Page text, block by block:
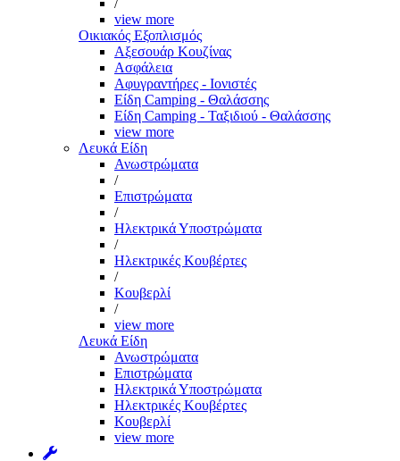
/
view more
Οικιακός Εξοπλισμός
Αξεσουάρ Κουζίνας
Ασφάλεια
Αφυγραντήρες - Ιονιστές
Είδη Camping - Θαλάσσης
Είδη Camping - Ταξιδιού - Θαλάσσης
view more
Λευκά Είδη
Ανωστρώματα
/
Επιστρώματα
/
Ηλεκτρικά Υποστρώματα
/
Ηλεκτρικές Κουβέρτες
/
Κουβερλί
/
view more
Λευκά Είδη
Ανωστρώματα
Επιστρώματα
Ηλεκτρικά Υποστρώματα
Ηλεκτρικές Κουβέρτες
Κουβερλί
view more